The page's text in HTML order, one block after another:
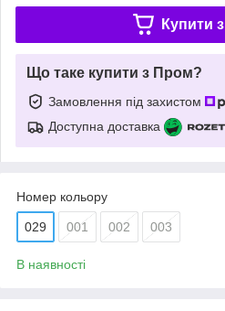
Купити з
Що таке купити з Пром?
Замовлення під захистом
Доступна доставка
Номер кольору
029 001 002 003
В наявності